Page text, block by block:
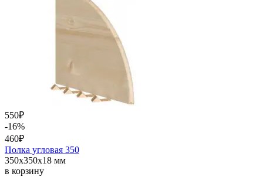
550₽
-16%
460₽
Полка угловая 350
350х350х18 мм
в корзину